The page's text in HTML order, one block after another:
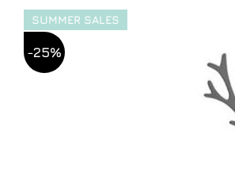
SUMMER SALES
-25%